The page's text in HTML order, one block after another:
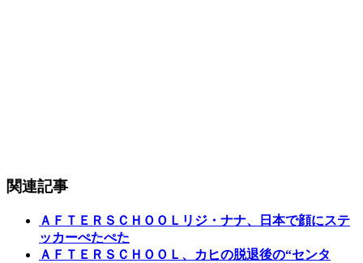
関連記事
ＡＦＴＥＲＳＣＨＯＯＬリジ・ナナ、日本で顔にステ
ッカーぺたぺた
ＡＦＴＥＲＳＣＨＯＯＬ、カヒの脱退後の“センタ